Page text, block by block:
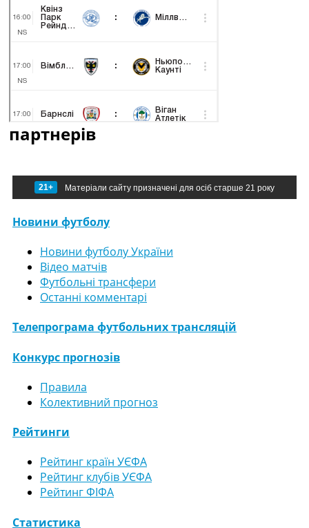
партнерів
21+ Матеріали сайту призначені для осіб старше 21 року
Новини футболу
Новини футболу України
Відео матчів
Футбольні трансфери
Останні комментарі
Телепрограма футбольних трансляцій
Конкурс прогнозів
Правила
Колективний прогноз
Рейтинги
Рейтинг країн УЄФА
Рейтинг клубів УЄФА
Рейтинг ФІФА
Статистика